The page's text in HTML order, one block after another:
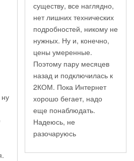
существу, все наглядно,
нет лишних технических
подробностей, никому не
нужных. Ну и, конечно,
цены умеренные.
Поэтому пару месяцев
назад и подключилась к
2КОМ. Пока Интернет
хорошо бегает, надо
еще понаблюдать.
Надеюсь, не
разочаруюсь